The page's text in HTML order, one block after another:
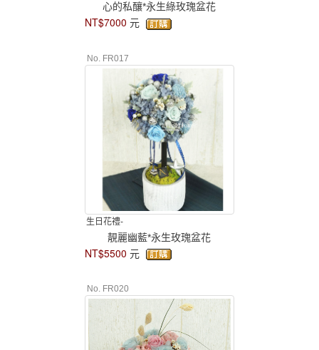
心的私釀*永生綠玫瑰盆花
NT$7000 元
No. FR017
生日花禮-
靚麗幽藍*永生玫瑰盆花
NT$5500 元
No. FR020